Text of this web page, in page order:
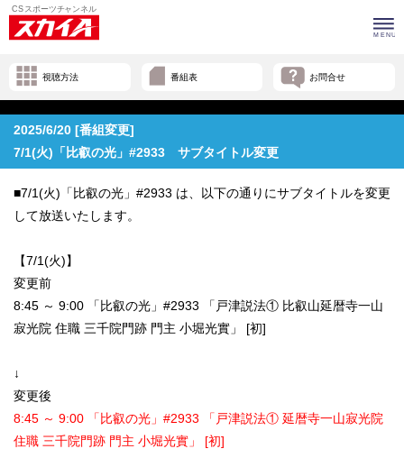
視聴方法 番組表 お問合せ
2025/6/20 [番組変更]
7/1(火)「比叡の光」#2933 サブタイトル変更
■7/1(火)「比叡の光」#2933 は、以下の通りにサブタイトルを変更
して放送いたします。
【7/1(火)】
変更前
8:45 ～ 9:00 「比叡の光」#2933 「戸津説法① 比叡山延暦寺一山
寂光院 住職 三千院門跡 門主 小堀光實」 [初]
↓
変更後
8:45 ～ 9:00 「比叡の光」#2933 「戸津説法① 延暦寺一山寂光院
住職 三千院門跡 門主 小堀光實」 [初]